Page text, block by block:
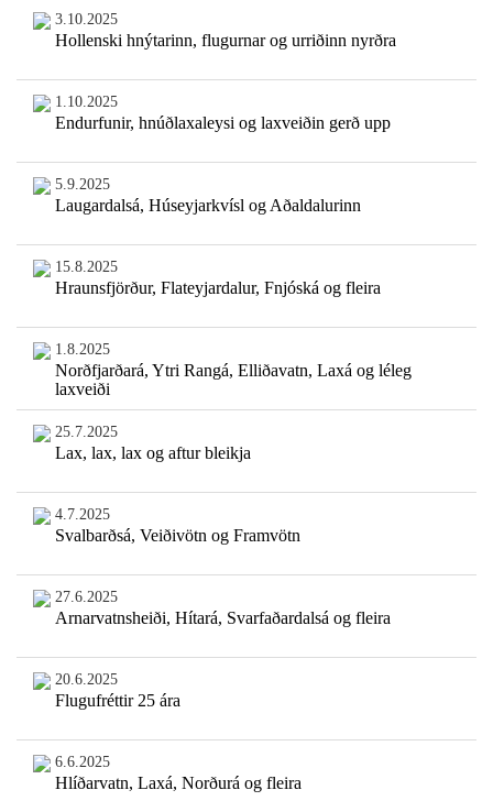
3.10.2025
Hollenski hnýtarinn, flugurnar og urriðinn nyrðra
1.10.2025
Endurfunir, hnúðlaxaleysi og laxveiðin gerð upp
5.9.2025
Laugardalsá, Húseyjarkvísl og Aðaldalurinn
15.8.2025
Hraunsfjörður, Flateyjardalur, Fnjóská og fleira
1.8.2025
Norðfjarðará, Ytri Rangá, Elliðavatn, Laxá og léleg
laxveiði
25.7.2025
Lax, lax, lax og aftur bleikja
4.7.2025
Svalbarðsá, Veiðivötn og Framvötn
27.6.2025
Arnarvatnsheiði, Hítará, Svarfaðardalsá og fleira
20.6.2025
Flugufréttir 25 ára
6.6.2025
Hlíðarvatn, Laxá, Norðurá og fleira